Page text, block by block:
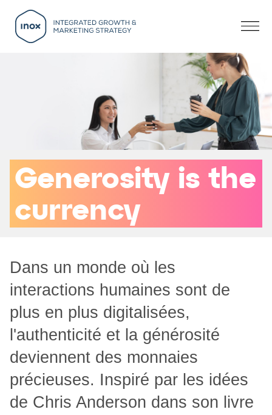
Title
Generosity is the
currency
Dans un monde où les
interactions humaines sont de
plus en plus digitalisées,
l'authenticité et la générosité
deviennent des monnaies
précieuses. Inspiré par les idées
de Chris Anderson dans son livre